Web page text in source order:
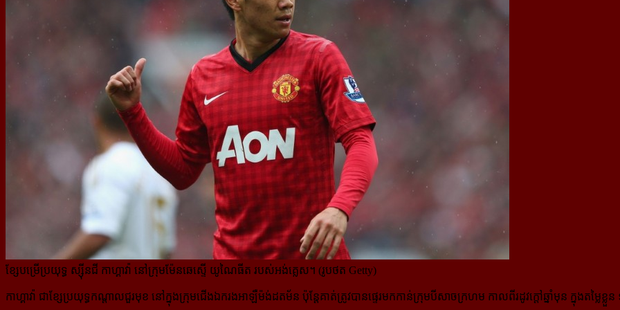
ខ្សែបម្រើប្រយុទ្ធ ស្ស៊ីនជី កាហ្គាវ៉ា នៅក្រុមម៉ែនឆេស្ទើ យូណៃធីត របស់អង់គ្លេស។ (រូបថត Getty)
កាហ្គាវ៉ា ជាខ្សែប្រយុទ្ធកណ្តាលជួរមុខ នៅក្នុងក្រុមជើងឯករងអាឡឺម៉ង់ដតម័ន ប៉ុន្តែគាត់ត្រូវបាន​ផ្ទេរ​មក​កាន់ក្រុមបីសាច​ក្រហម កាលពីរដូវក្តៅឆ្នាំមុន ក្នុងតម្លៃខ្